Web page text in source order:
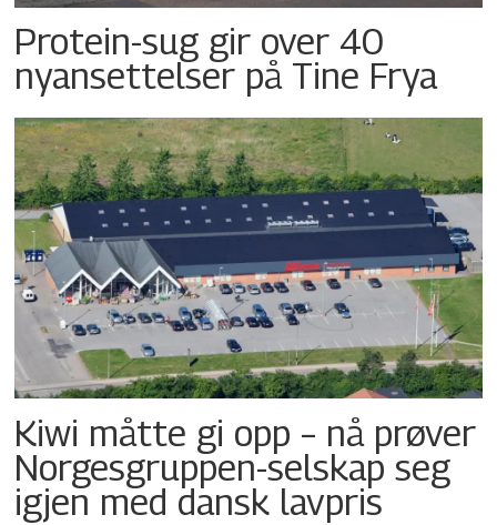
Protein-sug gir over 40
nyansettelser på Tine Frya
Kiwi måtte gi opp – nå prøver
Norgesgruppen-selskap seg
igjen med dansk lavpris